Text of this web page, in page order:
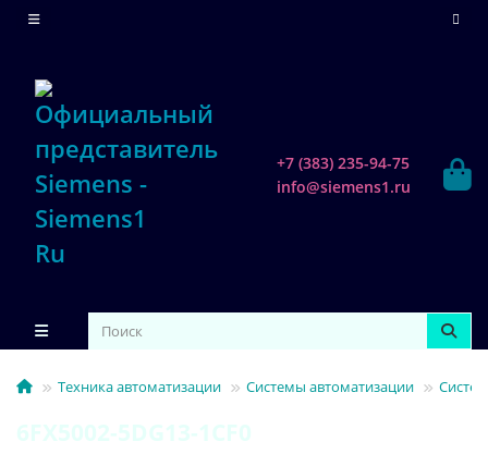
+7 (383) 235-94-75
info@siemens1.ru
Техника автоматизации Системы автоматизации
6FX5002-5DG13-1CF0